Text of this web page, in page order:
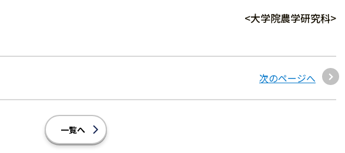
<大学院農学研究科>
次のページへ
一覧へ